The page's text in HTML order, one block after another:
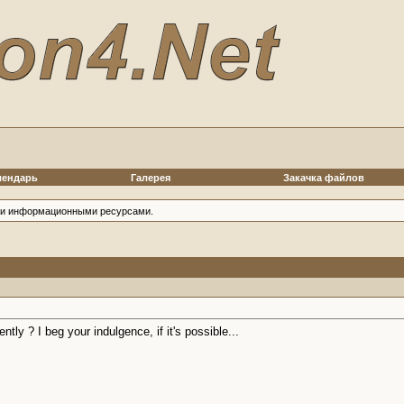
Галерея Закачка файлов
информационными ресурсами.
? I beg your indulgence, if it's possible...